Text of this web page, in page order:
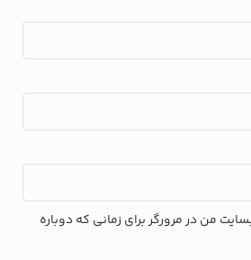
من در مرورگر برای زمانی که دوباره